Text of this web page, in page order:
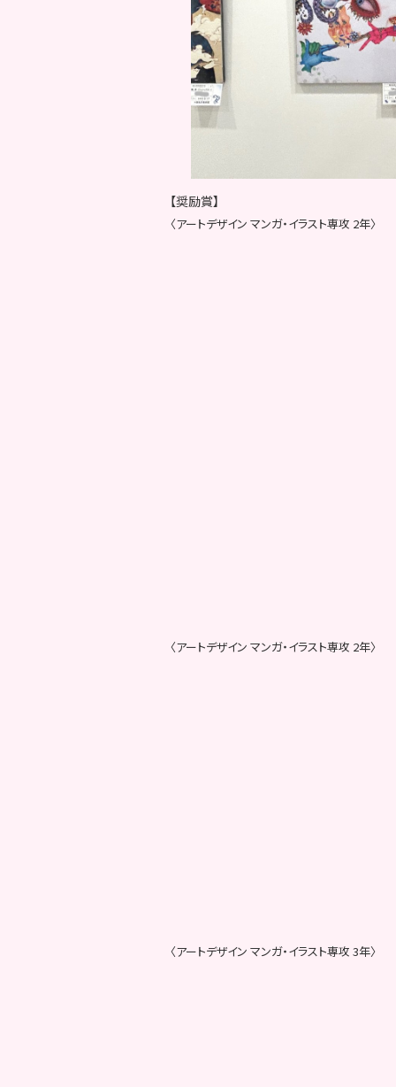
【奨励賞】
〈アートデザイン マンガ・イラスト専攻 2年〉
〈アートデザイン マンガ・イラスト専攻 2年〉
〈アートデザイン マンガ・イラスト専攻 3年〉